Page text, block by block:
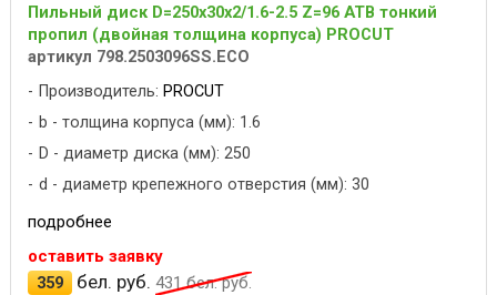
Пильный диск D=250x30x2/1.6-2.5 Z=96 ATB тонкий
пропил (двойная толщина корпуса) PROCUT
артикул 798.2503096SS.ECO
Производитель: PROCUT
b - толщина корпуса (мм): 1.6
D - диаметр диска (мм): 250
d - диаметр крепежного отверстия (мм): 30
подробнее
оставить заявку
359
бел. руб. 431бел. руб.